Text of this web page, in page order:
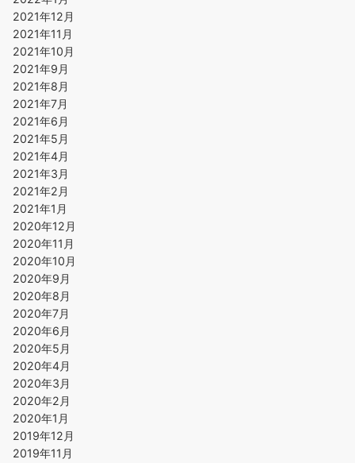
2021年12月
2021年11月
2021年10月
2021年9月
2021年8月
2021年7月
2021年6月
2021年5月
2021年4月
2021年3月
2021年2月
2021年1月
2020年12月
2020年11月
2020年10月
2020年9月
2020年8月
2020年7月
2020年6月
2020年5月
2020年4月
2020年3月
2020年2月
2020年1月
2019年12月
2019年11月